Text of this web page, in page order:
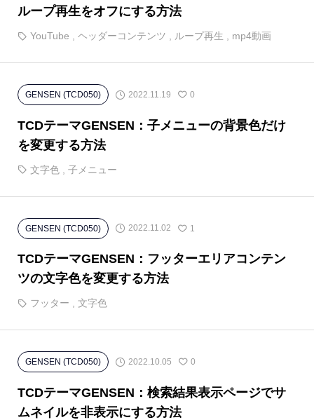
ループ再生をオフにする方法
YouTube ヘッダーコンテンツ ループ再生 mp4動画
GENSEN (TCD050) 2022.11.19 0
TCDテーマGENSEN：子メニューの背景色だけ
を変更する方法
文字色 子メニュー
GENSEN (TCD050) 2022.11.02 1
TCDテーマGENSEN：フッターエリアコンテン
ツの文字色を変更する方法
フッター 文字色
GENSEN (TCD050) 2022.10.05 0
TCDテーマGENSEN：検索結果表示ページでサ
ムネイルを非表示にする方法